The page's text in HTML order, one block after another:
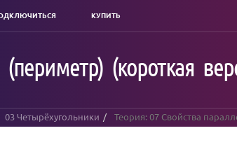
КУПИТЬ
(короткая
03 Четырёхугольники Теория: 07 Свойства